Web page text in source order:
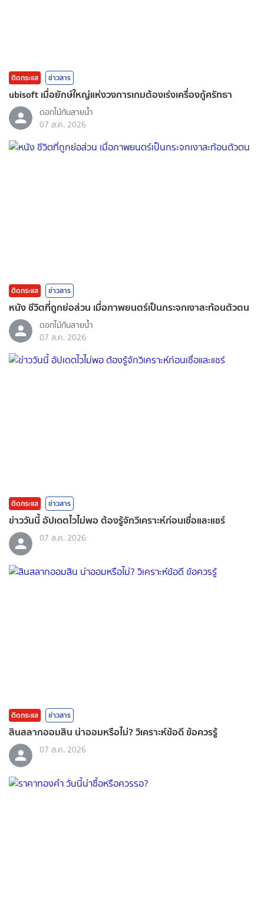
ติดกระแส ข่าวสาร
ubisoft เมื่อยักษ์ใหญ่แห่งวงการเกมต้องเร่งเครื่องกู้ศรัทธา
ดอกไม้กับสายน้ำ
07 ส.ค. 2026
ติดกระแส ข่าวสาร
หนัง ชีวิตที่ถูกย่อส่วน เมื่อภาพยนตร์เป็นกระจกเงาสะท้อนตัวตน
ดอกไม้กับสายน้ำ
07 ส.ค. 2026
ติดกระแส ข่าวสาร
ข่าววันนี้ อัปเดตไวไม่พอ ต้องรู้จักวิเคราะห์ก่อนเชื่อและแชร์
07 ส.ค. 2026
ติดกระแส ข่าวสาร
สินสลากออมสิน น่าออมหรือไม่? วิเคราะห์ข้อดี ข้อควรรู้
07 ส.ค. 2026